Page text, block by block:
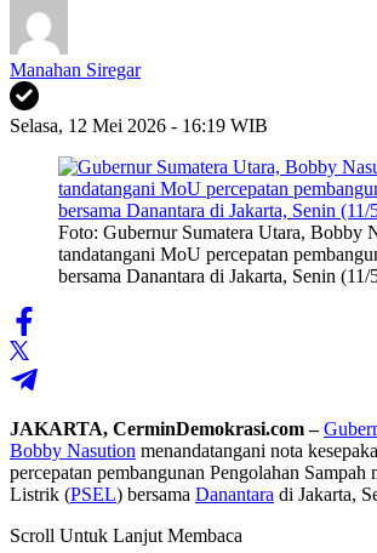
Manahan Siregar
Selasa, 12 Mei 2026 - 16:19 WIB
Foto: Gubernur Sumatera Utara, Bobby
tandatangani MoU percepatan
bersama Danantara di Jakarta, Senin (11/
JAKARTA, CerminDemokrasi.com –
Bobby Nasution menandatangani nota
percepatan pembangunan Pengolahan Sampah
Listrik (PSEL) bersama Danantara di Jakarta,
Scroll Untuk Lanjut Membaca